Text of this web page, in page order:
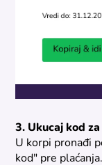
3. Ukucaj kod
U korpi pronađi
kod" pre